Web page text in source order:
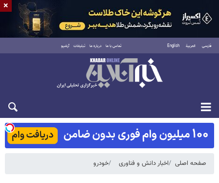
فارسی العربية English تماس با ما درباره ما تبلیغات آرشیو
شنبه ۱۷ مرداد ۱۴۰۵
صفحه اصلی اخبار دانش و فناوری خودرو
×